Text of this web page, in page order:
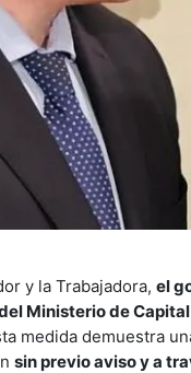
y la Trabajadora, el
Ministerio de
medida demuestra
sin previo aviso y a